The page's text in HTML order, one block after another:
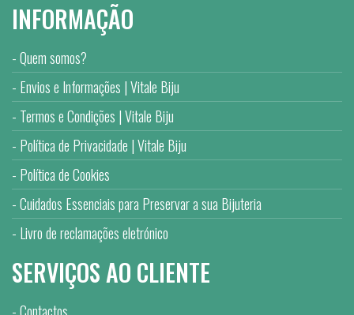
INFORMAÇÃO
Quem somos?
Envios e Informações | Vitale Biju
Termos e Condições | Vitale Biju
Política de Privacidade | Vitale Biju
Política de Cookies
Cuidados Essenciais para Preservar a sua Bijuteria
Livro de reclamações eletrónico
SERVIÇOS AO CLIENTE